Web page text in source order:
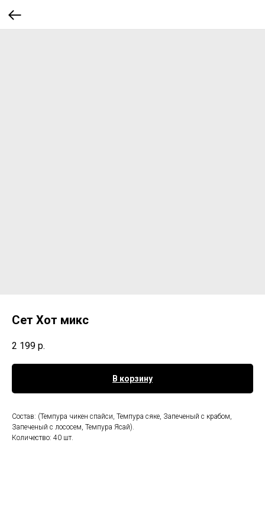
Сет Хот микс
2 199 р.
В корзину
Состав: (Темпура чикен спайси, Темпура сяке, Запеченый с крабом,
Запеченый с лососем, Темпура Ясай).
Количество: 40 шт.